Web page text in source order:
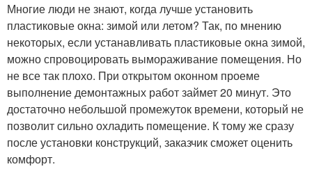
Многие люди не знают, когда лучше установить
пластиковые окна: зимой или летом? Так, по мнению
некоторых, если устанавливать пластиковые окна зимой,
можно спровоцировать вымораживание помещения. Но
не все так плохо. При открытом оконном проеме
выполнение демонтажных работ займет 20 минут. Это
достаточно небольшой промежуток времени, который не
позволит сильно охладить помещение. К тому же сразу
после установки конструкций, заказчик сможет оценить
комфорт.